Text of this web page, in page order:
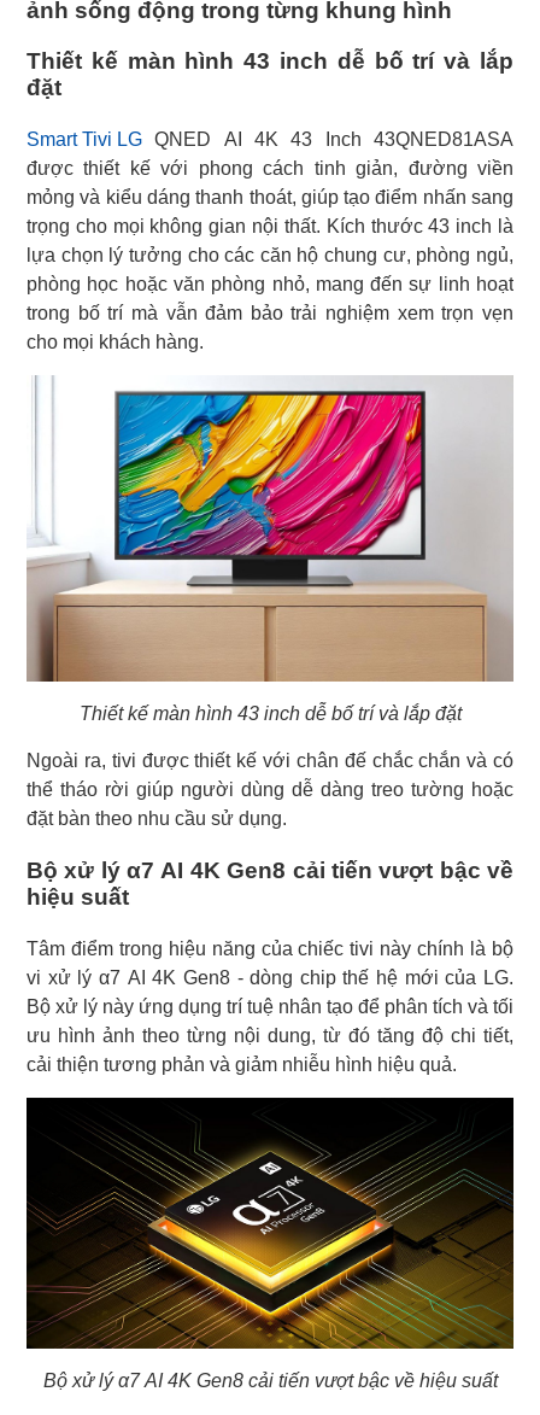
ảnh sống động trong từng khung hình
Thiết kế màn hình 43 inch dễ bố trí và lắp
đặt
Smart Tivi LG QNED AI 4K 43 Inch 43QNED81ASA
được thiết kế với phong cách tinh giản, đường viền
mỏng và kiểu dáng thanh thoát, giúp tạo điểm nhấn sang
trọng cho mọi không gian nội thất. Kích thước 43 inch là
lựa chọn lý tưởng cho các căn hộ chung cư, phòng ngủ,
phòng học hoặc văn phòng nhỏ, mang đến sự linh hoạt
trong bố trí mà vẫn đảm bảo trải nghiệm xem trọn vẹn
cho mọi khách hàng.
Thiết kế màn hình 43 inch dễ bố trí và lắp đặt
Ngoài ra, tivi được thiết kế với chân đế chắc chắn và có
thể tháo rời giúp người dùng dễ dàng treo tường hoặc
đặt bàn theo nhu cầu sử dụng.
Bộ xử lý α7 AI 4K Gen8 cải tiến vượt bậc về
hiệu suất
Tâm điểm trong hiệu năng của chiếc tivi này chính là bộ
vi xử lý α7 AI 4K Gen8 - dòng chip thế hệ mới của LG.
Bộ xử lý này ứng dụng trí tuệ nhân tạo để phân tích và tối
ưu hình ảnh theo từng nội dung, từ đó tăng độ chi tiết,
cải thiện tương phản và giảm nhiễu hình hiệu quả.
Bộ xử lý α7 AI 4K Gen8 cải tiến vượt bậc về hiệu suất